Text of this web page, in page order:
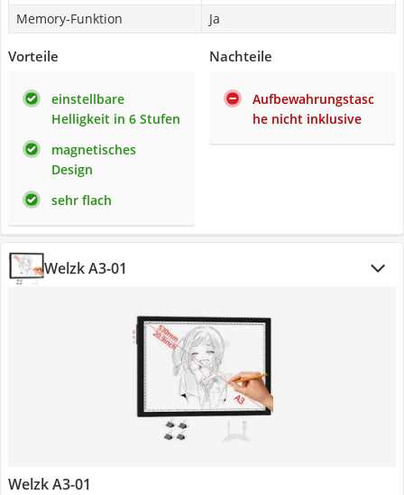
Memory-Funktion
Ja
Vorteile
einstellbare
Helligkeit in 6 Stufen
magnetisches
Design
sehr flach
Nachteile
Aufbewahrungstasc
he nicht inklusive
Welzk A3-01
Welzk A3-01